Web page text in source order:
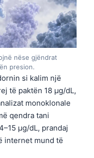
nëse gjëndrat
presion.
si kalim një
të paktën 18 µg/dL,
monoklonale
qendra tani
µg/dL, prandaj
internet mund të